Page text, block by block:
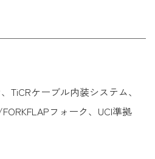
TiCRケーブル内装システム、
フォーク、UCI準拠